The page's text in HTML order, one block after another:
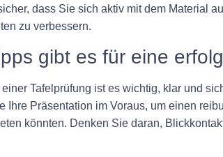
dass Sie sich aktiv mit dem Material
zu verbessern.
gibt es für eine
Tafelprüfung ist es wichtig, klar und
Ihre Präsentation im Voraus, um einen
könnten. Denken Sie daran,